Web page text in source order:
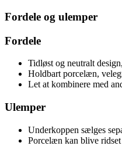
Fordele og ulemper
Fordele
Tidløst og neutralt
Holdbart porcelæn,
Let at kombinere med
Ulemper
Underkoppen sælges
Porcelæn kan blive